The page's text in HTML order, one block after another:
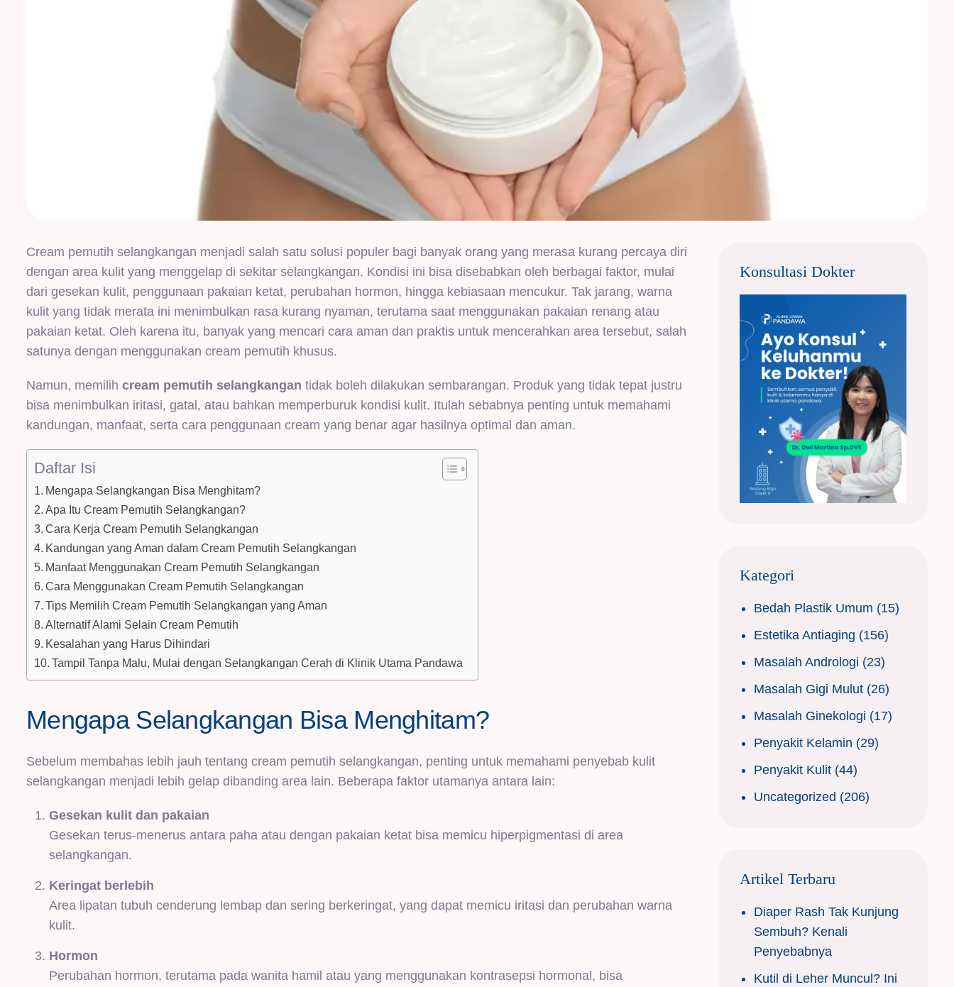
Cream pemutih selangkangan menjadi salah satu solusi populer bagi banyak orang yang merasa kurang percaya diri
dengan area kulit yang menggelap di sekitar selangkangan. Kondisi ini bisa disebabkan oleh berbagai faktor, mulai
dari gesekan kulit, penggunaan pakaian ketat, perubahan hormon, hingga kebiasaan mencukur. Tak jarang, warna
kulit yang tidak merata ini menimbulkan rasa kurang nyaman, terutama saat menggunakan pakaian renang atau
pakaian ketat. Oleh karena itu, banyak yang mencari cara aman dan praktis untuk mencerahkan area tersebut, salah
satunya dengan menggunakan cream pemutih khusus.
Namun, memilih cream pemutih selangkangan tidak boleh dilakukan sembarangan. Produk yang tidak tepat justru
bisa menimbulkan iritasi, gatal, atau bahkan memperburuk kondisi kulit. Itulah sebabnya penting untuk memahami
kandungan, manfaat, serta cara penggunaan cream yang benar agar hasilnya optimal dan aman.
Daftar Isi
Mengapa Selangkangan Bisa Menghitam?
Apa Itu Cream Pemutih Selangkangan?
Cara Kerja Cream Pemutih Selangkangan
Kandungan yang Aman dalam Cream Pemutih Selangkangan
Manfaat Menggunakan Cream Pemutih Selangkangan
Cara Menggunakan Cream Pemutih Selangkangan
Tips Memilih Cream Pemutih Selangkangan yang Aman
Alternatif Alami Selain Cream Pemutih
Kesalahan yang Harus Dihindari
Tampil Tanpa Malu, Mulai dengan Selangkangan Cerah di Klinik Utama Pandawa
Mengapa Selangkangan Bisa Menghitam?
Sebelum membahas lebih jauh tentang cream pemutih selangkangan, penting untuk memahami penyebab kulit
selangkangan menjadi lebih gelap dibanding area lain. Beberapa faktor utamanya antara lain:
Gesekan kulit dan pakaian
Gesekan terus-menerus antara paha atau dengan pakaian ketat bisa memicu hiperpigmentasi di area
selangkangan.
Keringat berlebih
Area lipatan tubuh cenderung lembap dan sering berkeringat, yang dapat memicu iritasi dan perubahan warna
kulit.
Hormon
Perubahan hormon, terutama pada wanita hamil atau yang menggunakan kontrasepsi hormonal, bisa
Konsultasi Dokter
Kategori
Bedah Plastik Umum (15)
Estetika Antiaging (156)
Masalah Andrologi (23)
Masalah Gigi Mulut (26)
Masalah Ginekologi (17)
Penyakit Kelamin (29)
Penyakit Kulit (44)
Uncategorized (206)
Artikel Terbaru
Diaper Rash Tak Kunjung
Sembuh? Kenali
Penyebabnya
Kutil di Leher Muncul? Ini